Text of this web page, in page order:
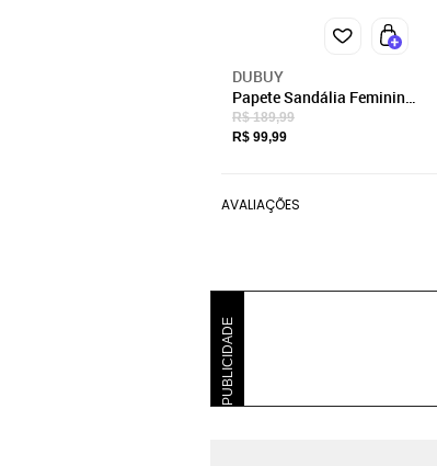
DUBUY
Papete Sandália Feminina
DUBUY 2076FG
R$ 189,99
R$ 99,99
AVALIAÇÕES
PUBLICIDADE